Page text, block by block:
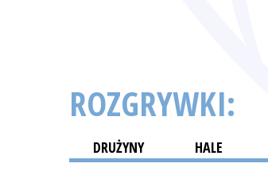
ROZGRYWKI:
DRUŻYNY HALE